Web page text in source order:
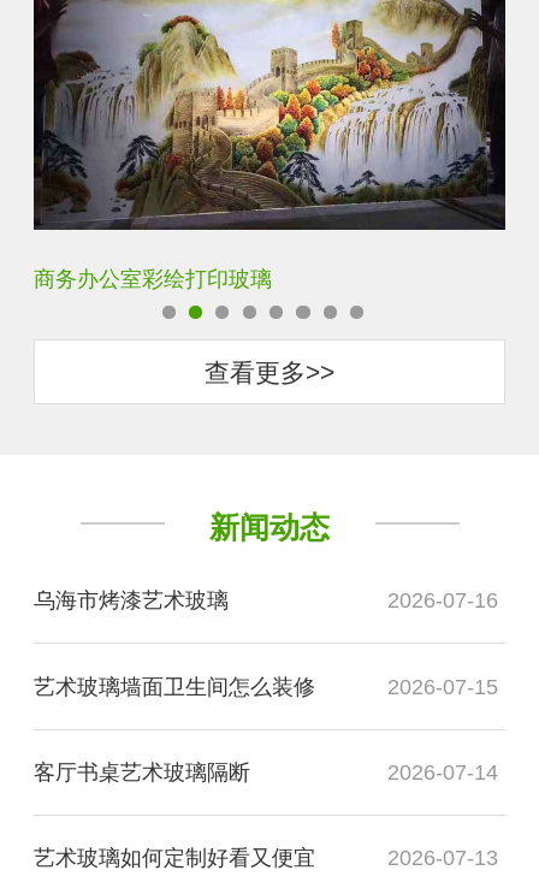
定制透明静电UV打印加工
查看更多>>
新闻动态
乌海市烤漆艺术玻璃 2026-07-16
艺术玻璃墙面卫生间怎么装修 2026-07-15
客厅书桌艺术玻璃隔断 2026-07-14
艺术玻璃如何定制好看又便宜 2026-07-13